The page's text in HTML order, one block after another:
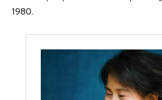
1980.